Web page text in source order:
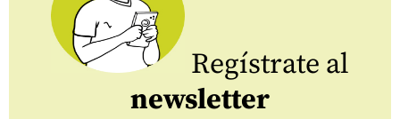
Regístrate al
newsletter